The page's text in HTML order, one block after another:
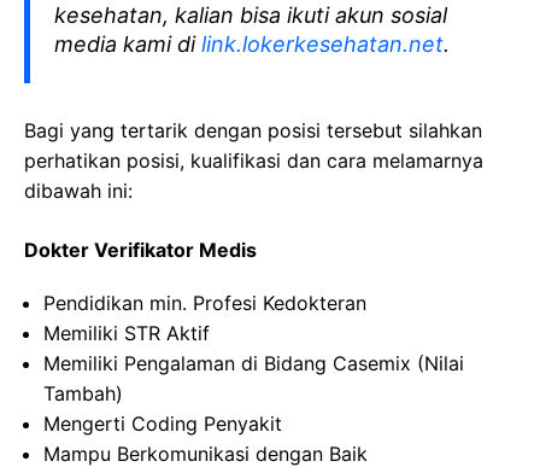
kesehatan, kalian bisa ikuti akun sosial
media kami dilink.lokerkesehatan.net.
Bagi yang tertarik dengan posisi tersebut silahkan
perhatikan posisi, kualifikasi dan cara melamarnya
dibawah ini:
Dokter Verifikator Medis
Pendidikan min. Profesi Kedokteran
Memiliki STR Aktif
Memiliki Pengalaman di Bidang Casemix (Nilai
Tambah)
Mengerti Coding Penyakit
Mampu Berkomunikasi dengan Baik